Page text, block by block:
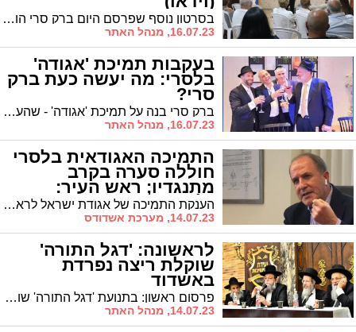
בסרטון נוסף שפרסם היום ברק סרי הוא מציף שוב בעיה שאיננה מטרידה במיוחד את תושבי העיר, מה שכן כישורי המשחק שלו יצירתיים במיוחד
16.07.23, מנהל האתר
בעקבות תמיכת 'אגודה'
בלסרי: מה יעשה כעת ברק
סרי?
ברק סרי בנה על תמיכת 'אגודה' - שהעניקה תמיכתה לראש העיר לסרי. כעת חושש סרי לאבד גם את תמיכתה הצפויה של ש"ס. מה יהיו צעדיו הבאים? האם יפרוש מהמרוץ?
16.07.23, מנהל האתר
התמיכה האגודאית בלסרי
חוללה סערה בקרב
מתנגדיו; ראש העיר:
"לַהֲקַת מְקוֹנְנוֹת" הענקת התמיכה של אגודת ישראל לראש העיר יחיאל לסרי חוללה סערה בקרב מתנגדיו שתקפו בזה אחר זה את 'התחרדותה של העיר'. ראש העיר ד"ר לסרי לא נשאר חייב
14.07.23, מערכת אשדודס
לראשונה: 'דגל התורה'
שוקלת ריצה נפרדת
באשדוד
פרסום ראשון: בתנועת 'דגל התורה' שוקלים ברצינות הרצת רשימה באשדוד, שתתמודד כבר בבחירות הקרובות * "מבדיקות שעשינו, נוכל להכניס למועצה שני נציגים לפחות", אומרים בכירים בציבור הליטאי * הרשימה צפויה לקבל תמיכה גם מצד קהילות חסידיות
14.07.23, מנהל האתר